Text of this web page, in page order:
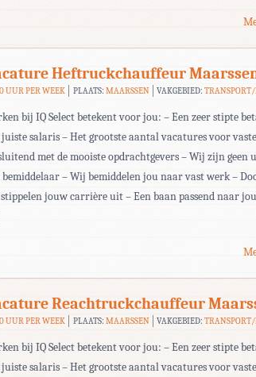
Heftruckchauffeur
UUR PER WEEK PLAATS: MAARSSEN VAKGEBIED:
bij IQ Select betekent voor jou: – Een zeer stipte
salaris – Het grootste aantal vacatures voor
met de mooiste opdrachtgevers – Wij zijn geen
bemiddelaar – Wij bemiddelen jou naar vast werk –
jouw carrière uit – Een baan passend naar
Reachtruckchauffeur
UUR PER WEEK PLAATS: MAARSSEN VAKGEBIED:
bij IQ Select betekent voor jou: – Een zeer stipte
salaris – Het grootste aantal vacatures voor